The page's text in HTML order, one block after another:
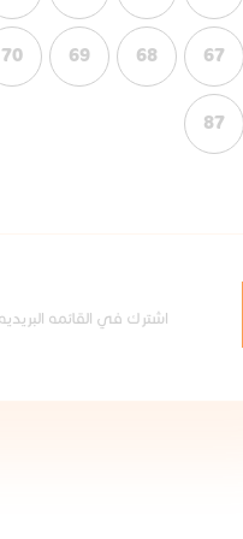
67
68
69
70
87